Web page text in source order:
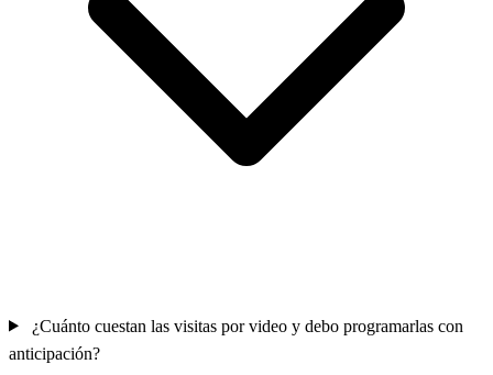
¿Cuánto cuestan las visitas por video y debo programarlas con
anticipación?